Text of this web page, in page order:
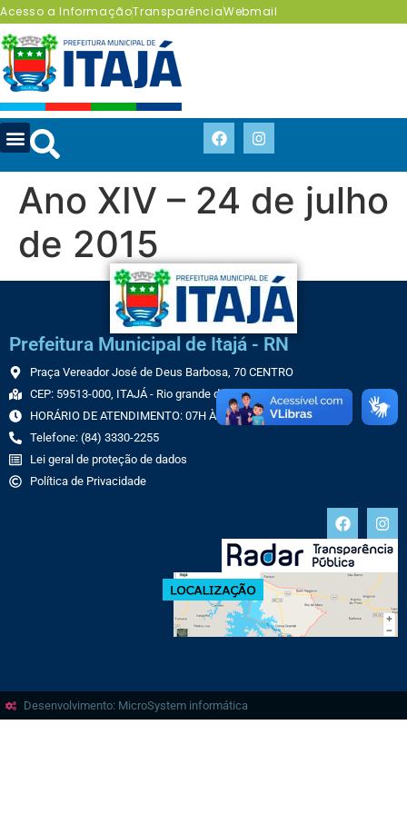
Acesso a InformaçãoTransparênciaWebmail
Ano XIV – 24 de julho
de 2015
Prefeitura Municipal de Itajá - RN
Praça Vereador José de Deus Barbosa, 70 CENTRO
CEP: 59513-000, ITAJÁ - Rio grande do Norte
HORÁRIO DE ATENDIMENTO: 07H ÀS 13H
Telefone: (84) 3330-2255
Lei geral de proteção de dados
Política de Privacidade
Desenvolvimento: MicroSystem informática